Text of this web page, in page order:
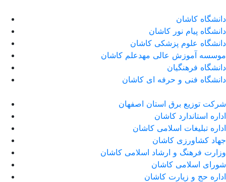
دانشگاه کاشان
دانشگاه پیام نور کاشان
دانشگاه علوم پزشکی کاشان
موسسه آموزش عالی مهدعلم کاشان
دانشگاه فرهنگیان
دانشگاه فنی و حرفه ای کاشان
شرکت توزیع برق استان اصفهان
اداره استاندارد كاشان
اداره تبلیغات اسلامی کاشان
جهاد کشاورزی کاشان
وزارت فرهنگ و ارشاد اسلامی کاشان
شورای اسلامی کاشان
اداره حج و زیارت کاشان